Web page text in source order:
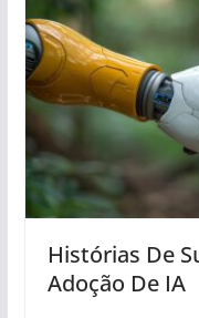
Histórias De
Adoção De IA